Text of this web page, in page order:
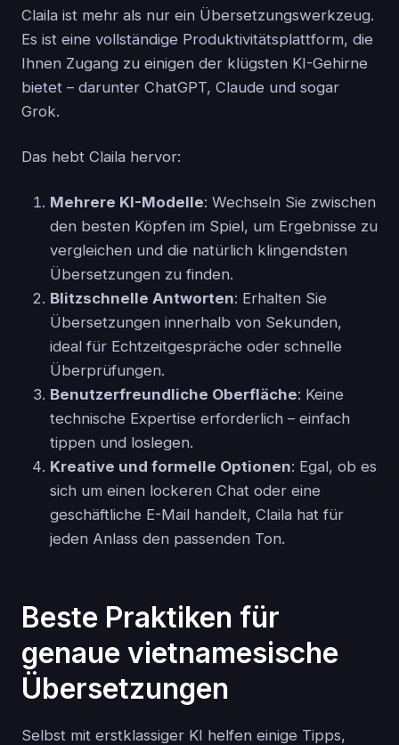
Claila ist mehr als nur ein Übersetzungswerkzeug.
Es ist eine vollständige Produktivitätsplattform, die
Ihnen Zugang zu einigen der klügsten KI-Gehirne
bietet – darunter ChatGPT, Claude und sogar
Grok.
Das hebt Claila hervor:
Mehrere KI-Modelle: Wechseln Sie zwischen
den besten Köpfen im Spiel, um Ergebnisse zu
vergleichen und die natürlich klingendsten
Übersetzungen zu finden.
Blitzschnelle Antworten: Erhalten Sie
Übersetzungen innerhalb von Sekunden,
ideal für Echtzeitgespräche oder schnelle
Überprüfungen.
Benutzerfreundliche Oberfläche: Keine
technische Expertise erforderlich – einfach
tippen und loslegen.
Kreative und formelle Optionen: Egal, ob es
sich um einen lockeren Chat oder eine
geschäftliche E-Mail handelt, Claila hat für
jeden Anlass den passenden Ton.
Beste Praktiken für
genaue vietnamesische
Übersetzungen
Selbst mit erstklassiger KI helfen einige Tipps,